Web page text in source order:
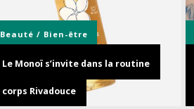
Beauté / Bien-être
Le Monoï s’invite dans la routine
corps Rivadouce